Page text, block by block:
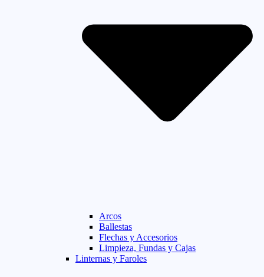
Arcos
Ballestas
Flechas y Accesorios
Limpieza, Fundas y Cajas
Linternas y Faroles